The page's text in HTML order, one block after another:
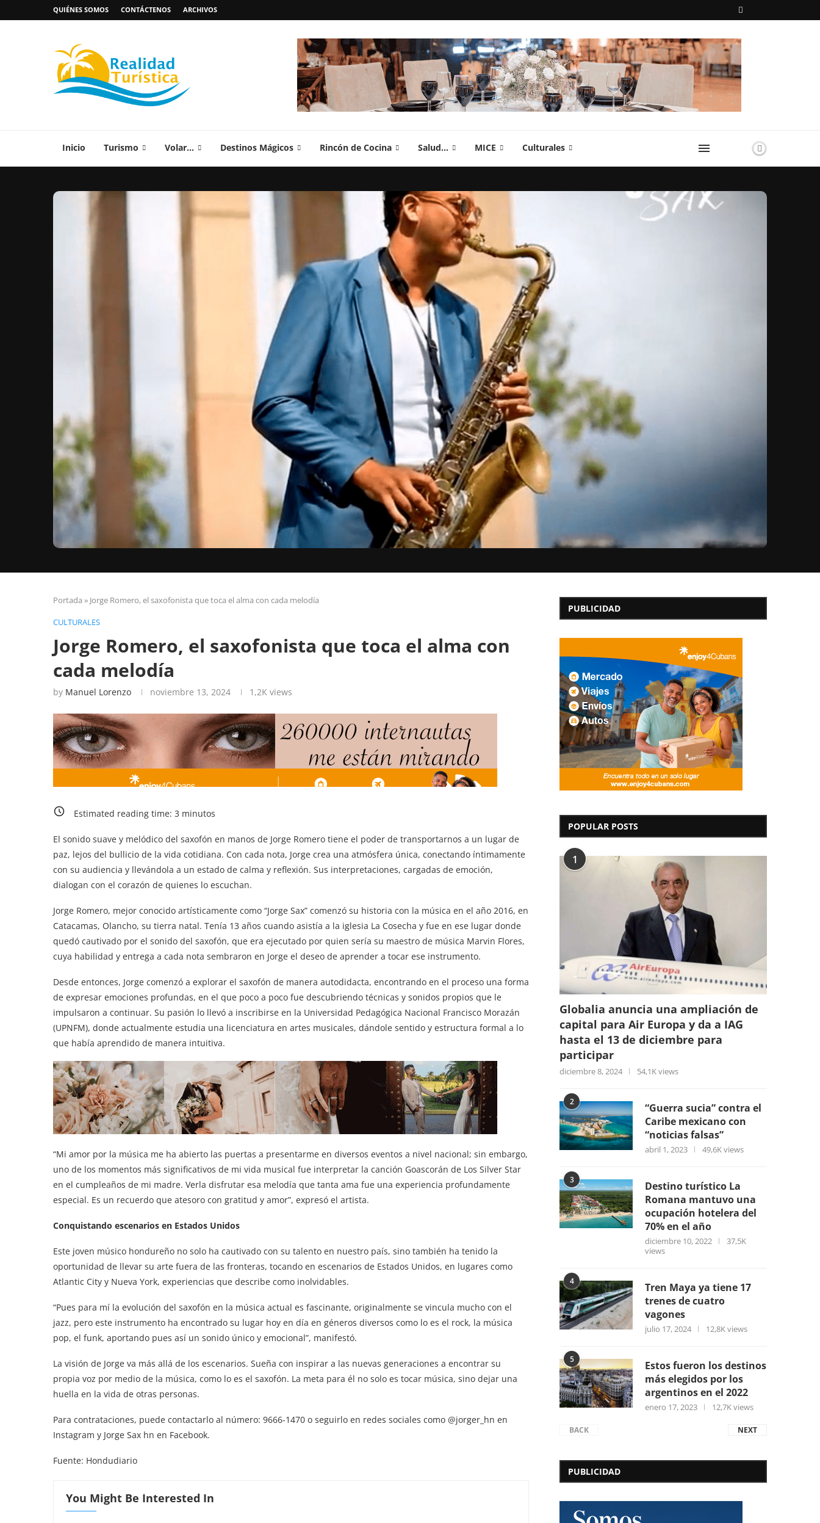
QUIÉNES SOMOS CONTÁCTENOS ARCHIVOS
Inicio Turismo Volar… Destinos Mágicos Rincón de Cocina Salud… MICE Culturales
Portada » Jorge Romero, el saxofonista que toca el alma con cada melodía
CULTURALES
Jorge Romero, el saxofonista que toca el alma con
cada melodía
by Manuel Lorenzo noviembre 13, 2024 1,2K views
Estimated reading time: 3 minutos
El sonido suave y melódico del saxofón en manos de Jorge Romero tiene el poder de transportarnos a un lugar de
paz, lejos del bullicio de la vida cotidiana. Con cada nota, Jorge crea una atmósfera única, conectando íntimamente
con su audiencia y llevándola a un estado de calma y reflexión. Sus interpretaciones, cargadas de emoción,
dialogan con el corazón de quienes lo escuchan.
Jorge Romero, mejor conocido artísticamente como “Jorge Sax” comenzó su historia con la música en el año 2016, en
Catacamas, Olancho, su tierra natal. Tenía 13 años cuando asistía a la iglesia La Cosecha y fue en ese lugar donde
quedó cautivado por el sonido del saxofón, que era ejecutado por quien sería su maestro de música Marvin Flores,
cuya habilidad y entrega a cada nota sembraron en Jorge el deseo de aprender a tocar ese instrumento.
Desde entonces, Jorge comenzó a explorar el saxofón de manera autodidacta, encontrando en el proceso una forma
de expresar emociones profundas, en el que poco a poco fue descubriendo técnicas y sonidos propios que le
impulsaron a continuar. Su pasión lo llevó a inscribirse en la Universidad Pedagógica Nacional Francisco Morazán
(UPNFM), donde actualmente estudia una licenciatura en artes musicales, dándole sentido y estructura formal a lo
que había aprendido de manera intuitiva.
“Mi amor por la música me ha abierto las puertas a presentarme en diversos eventos a nivel nacional; sin embargo,
uno de los momentos más significativos de mi vida musical fue interpretar la canción Goascorán de Los Silver Star
en el cumpleaños de mi madre. Verla disfrutar esa melodía que tanta ama fue una experiencia profundamente
especial. Es un recuerdo que atesoro con gratitud y amor”, expresó el artista.
Conquistando escenarios en Estados Unidos
Este joven músico hondureño no solo ha cautivado con su talento en nuestro país, sino también ha tenido la
oportunidad de llevar su arte fuera de las fronteras, tocando en escenarios de Estados Unidos, en lugares como
Atlantic City y Nueva York, experiencias que describe como inolvidables.
“Pues para mí la evolución del saxofón en la música actual es fascinante, originalmente se vincula mucho con el
jazz, pero este instrumento ha encontrado su lugar hoy en día en géneros diversos como lo es el rock, la música
pop, el funk, aportando pues así un sonido único y emocional”, manifestó.
La visión de Jorge va más allá de los escenarios. Sueña con inspirar a las nuevas generaciones a encontrar su
propia voz por medio de la música, como lo es el saxofón. La meta para él no solo es tocar música, sino dejar una
huella en la vida de otras personas.
Para contrataciones, puede contactarlo al número: 9666-1470 o seguirlo en redes sociales como @jorger_hn en
Instagram y Jorge Sax hn en Facebook.
Fuente: Hondudiario
You Might Be Interested In
PUBLICIDAD
POPULAR POSTS
1
Globalia anuncia una ampliación de
capital para Air Europa y da a IAG
hasta el 13 de diciembre para
participar
diciembre 8, 2024 54,1K views
2
“Guerra sucia” contra el
Caribe mexicano con
“noticias falsas”
abril 1, 2023 49,6K views
3
Destino turístico La
Romana mantuvo una
ocupación hotelera del
70% en el año
diciembre 10, 2022
37,5K
views
4
Tren Maya ya tiene 17
trenes de cuatro
vagones
julio 17, 2024 12,8K views
5
Estos fueron los destinos
más elegidos por los
argentinos en el 2022
enero 17, 2023 12,7K views
BACK NEXT
PUBLICIDAD